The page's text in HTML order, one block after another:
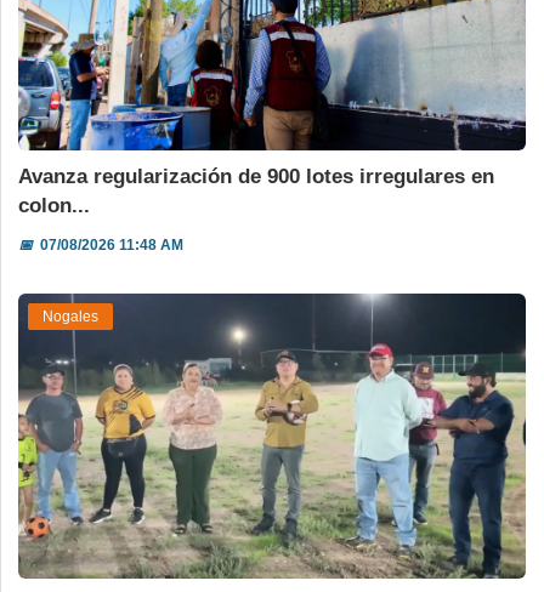
Avanza regularización de 900 lotes irregulares en
colon...
📅07/08/2026 11:48 AM
Nogales